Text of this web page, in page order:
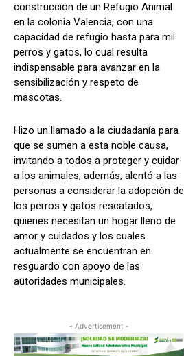
construcción de un Refugio Animal
en la colonia Valencia, con una
capacidad de refugio hasta para mil
perros y gatos, lo cual resulta
indispensable para avanzar en la
sensibilización y respeto de
mascotas.
Hizo un llamado a la ciudadanía para
que se sumen a esta noble causa,
invitando a todos a proteger y cuidar
a los animales, además, alentó a las
personas a considerar la adopción de
los perros y gatos rescatados,
quienes necesitan un hogar lleno de
amor y cuidados y los cuales
actualmente se encuentran en
resguardo con apoyo de las
autoridades municipales.
- Advertisement -